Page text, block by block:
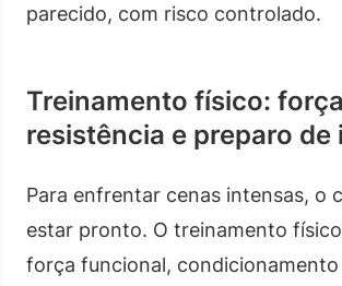
parecido, com risco controlado.
Treinamento físico:
resistência e preparo de
Para enfrentar cenas intensas, o
estar pronto. O treinamento
força funcional, condicionamento